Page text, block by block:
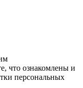
что ознакомлены и
персональных